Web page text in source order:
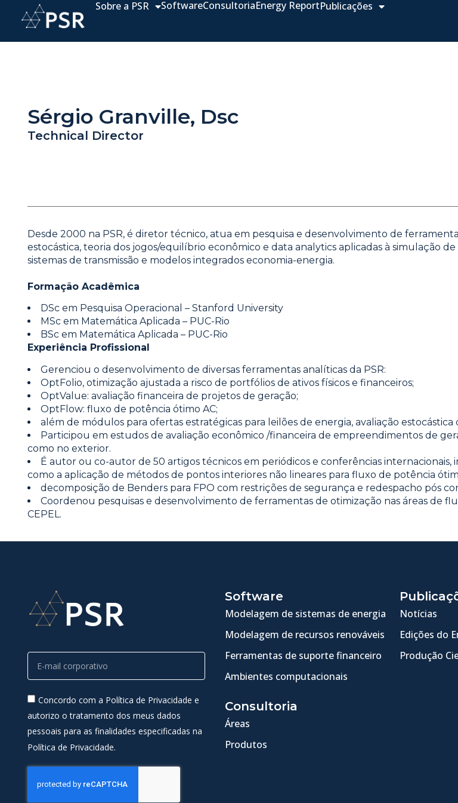
Sobre a PSR SoftwareConsultoriaEnergy ReportPublicações
Sérgio Granville, Dsc
Technical Director
Desde 2000 na PSR, é diretor técnico, atua em pesquisa e desenvolvimento de
estocástica, teoria dos jogos/equilíbrio econômico e data analytics aplicadas à simulação
sistemas de transmissão e modelos integrados economia-energia.
Formação Acadêmica
DSc em Pesquisa Operacional – Stanford University
MSc em Matemática Aplicada – PUC-Rio
BSc em Matemática Aplicada – PUC-Rio
Experiência Profissional
Gerenciou o desenvolvimento de diversas ferramentas analíticas da PSR:
OptFolio, otimização ajustada a risco de portfólios de ativos físicos e financeiros;
OptValue: avaliação financeira de projetos de geração;
OptFlow: fluxo de potência ótimo AC;
além de módulos para ofertas estratégicas para leilões de energia, avaliação
Participou em estudos de avaliação econômico /financeira de empreendimentos de
como no exterior.
É autor ou co-autor de 50 artigos técnicos em periódicos e conferências
como a aplicação de métodos de pontos interiores não lineares para fluxo de potência
decomposição de Benders para FPO com restrições de segurança e redespacho pós
Coordenou pesquisas e desenvolvimento de ferramentas de otimização nas áreas de
CEPEL.
Concordo com a Política de Privacidade e
autorizo o tratamento dos meus dados
pessoais para as finalidades especificadas na
Política de Privacidade.
Software
Modelagem de sistemas de energia
Modelagem de recursos renováveis
Ferramentas de suporte financeiro
Ambientes computacionais
Consultoria
Áreas
Produtos
Notícias
Edições do
Produção